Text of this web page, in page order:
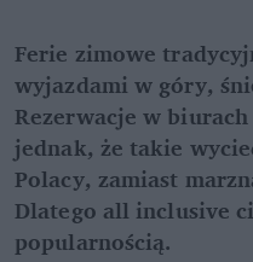
Ferie zimowe
wyjazdami w góry,
Rezerwacje w
jednak, że takie
Polacy, zamiast
Dlatego all inclusive
popularnością.